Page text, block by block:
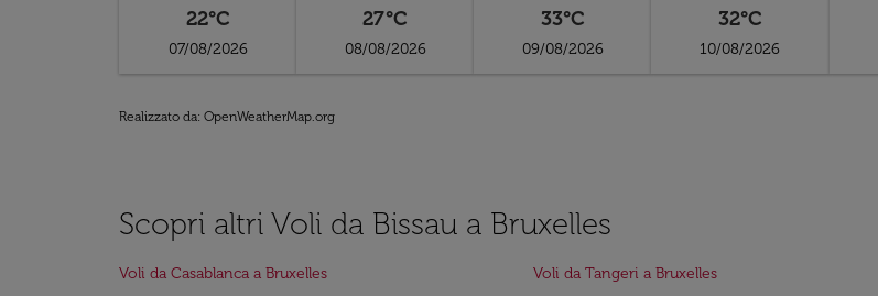
22°C
07/08/2026
27°C
08/08/2026
33°C
09/08/2026
32°C
10/08/2026
Realizzato da: OpenWeatherMap.org
Scopri altri Voli da Bissau a Bruxelles
Voli da Casablanca a Bruxelles Voli da Tangeri a Bruxelles